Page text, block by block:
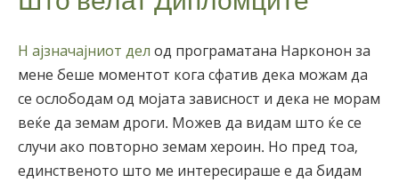
Н ајзначајниот дел од програматана Нарконон за
мене беше моментот кога сфатив дека можам да
се ослободам од мојата зависност и дека не морам
веќе да земам дроги. Можев да видам што ќе се
случи ако повторно земам хероин. Но пред тоа,
единственото што ме интересираше е да бидам